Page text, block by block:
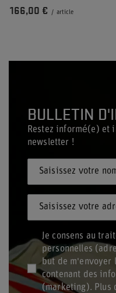
166,00 € / article
BULLETIN
Restez informé(e) et
newsletter !
Saisissez votre
Saisissez votre
Je consens au
personnelles
but de
contenant des
(marketing).